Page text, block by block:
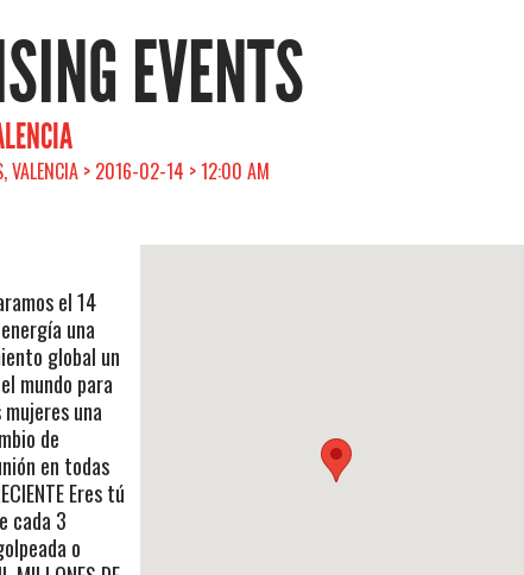
EVENTS
VALENCIA > 2016-02-14 > 12:00 AM
el 14
una
global un
mundo para
una
de
en todas
Eres tú
cada 3
o